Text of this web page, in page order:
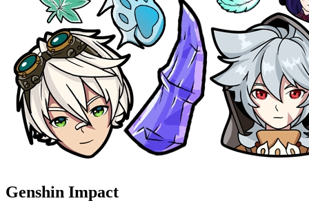
Genshin Impact